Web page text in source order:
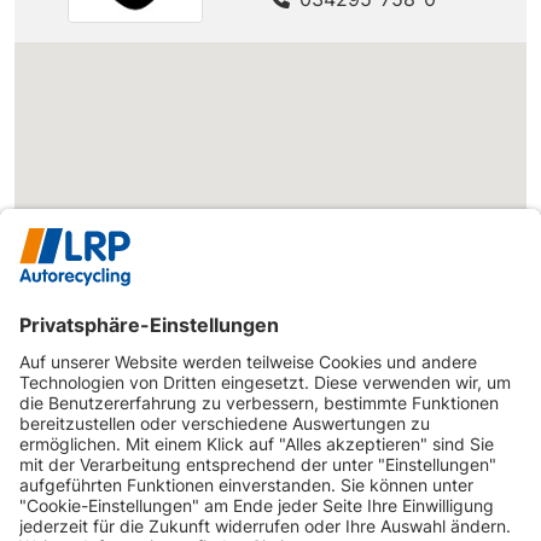
AUDI A1 (8X)
tronic
AUDI
AUDI A1 (8X)
A1 1.4 TFSI
Sportback
AUDI A1 (8X)
A1 1.4 TFSI
Sportback
cylinder on
demand
150 PS
A1 1.4 TFSI